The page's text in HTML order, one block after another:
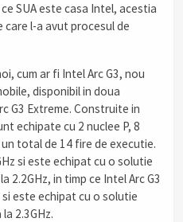
SUA este casa Intel, acestia
l-a avut procesul de
cum ar fi Intel Arc G3, nou
disponibil in doua
G3 Extreme. Construite in
echipate cu 2 nuclee P, 8
total de 14 fire de executie.
si este echipat cu o solutie
in timp ce Intel Arc G3
este echipat cu o solutie
2.3GHz.